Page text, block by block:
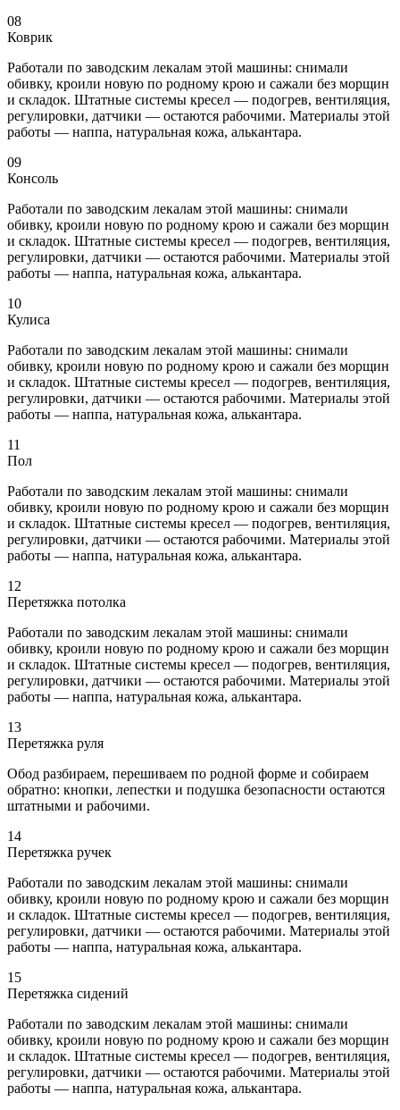
08
Коврик
Работали по заводским лекалам этой машины: снимали
обивку, кроили новую по родному крою и сажали без морщин
и складок. Штатные системы кресел — подогрев, вентиляция,
регулировки, датчики — остаются рабочими. Материалы этой
работы — наппа, натуральная кожа, алькантара.
09
Консоль
Работали по заводским лекалам этой машины: снимали
обивку, кроили новую по родному крою и сажали без морщин
и складок. Штатные системы кресел — подогрев, вентиляция,
регулировки, датчики — остаются рабочими. Материалы этой
работы — наппа, натуральная кожа, алькантара.
10
Кулиса
Работали по заводским лекалам этой машины: снимали
обивку, кроили новую по родному крою и сажали без морщин
и складок. Штатные системы кресел — подогрев, вентиляция,
регулировки, датчики — остаются рабочими. Материалы этой
работы — наппа, натуральная кожа, алькантара.
11
Пол
Работали по заводским лекалам этой машины: снимали
обивку, кроили новую по родному крою и сажали без морщин
и складок. Штатные системы кресел — подогрев, вентиляция,
регулировки, датчики — остаются рабочими. Материалы этой
работы — наппа, натуральная кожа, алькантара.
12
Перетяжка потолка
Работали по заводским лекалам этой машины: снимали
обивку, кроили новую по родному крою и сажали без морщин
и складок. Штатные системы кресел — подогрев, вентиляция,
регулировки, датчики — остаются рабочими. Материалы этой
работы — наппа, натуральная кожа, алькантара.
13
Перетяжка руля
Обод разбираем, перешиваем по родной форме и собираем
обратно: кнопки, лепестки и подушка безопасности остаются
штатными и рабочими.
14
Перетяжка ручек
Работали по заводским лекалам этой машины: снимали
обивку, кроили новую по родному крою и сажали без морщин
и складок. Штатные системы кресел — подогрев, вентиляция,
регулировки, датчики — остаются рабочими. Материалы этой
работы — наппа, натуральная кожа, алькантара.
15
Перетяжка сидений
Работали по заводским лекалам этой машины: снимали
обивку, кроили новую по родному крою и сажали без морщин
и складок. Штатные системы кресел — подогрев, вентиляция,
регулировки, датчики — остаются рабочими. Материалы этой
работы — наппа, натуральная кожа, алькантара.